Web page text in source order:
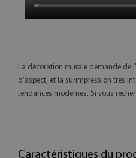
La décoration murale demande de
d'aspect, et la surimpression très
tendances modernes. Si vous
Caractéristiques du